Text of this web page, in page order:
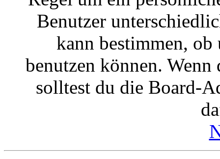
Benutzer
kann bestimmen,
benutzen können.
solltest du die Board-